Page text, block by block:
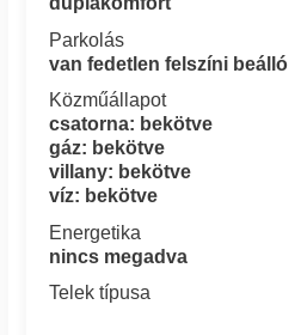
Parkolás
van fedetlen felszíni beálló
Közműállapot
csatorna: bekötve
gáz: bekötve
villany: bekötve
víz: bekötve
Energetika
nincs megadva
Telek típusa